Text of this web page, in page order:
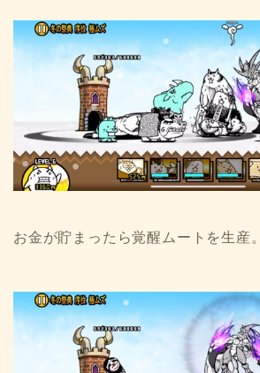
お金が貯まったら覚醒ムートを生産。